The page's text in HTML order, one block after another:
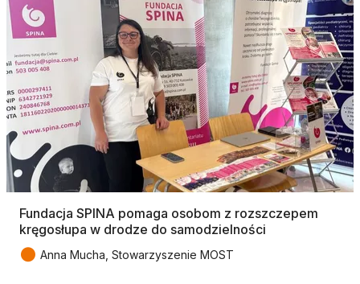
Fundacja SPINA pomaga osobom z rozszczepem
kręgosłupa w drodze do samodzielności
● Anna Mucha, Stowarzyszenie MOST